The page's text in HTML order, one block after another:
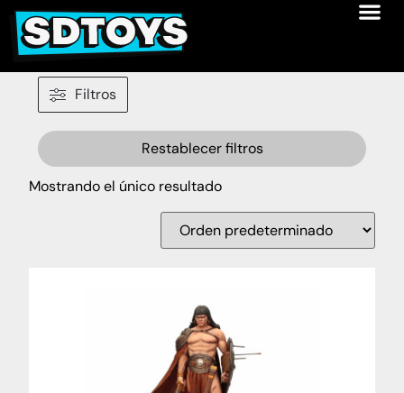
Filtros
Restablecer filtros
Mostrando el único resultado